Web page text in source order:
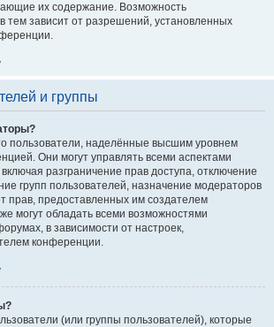
их содержание. Возможность
тем зависит от разрешений, установленных
и группы
пользователи, наделённые высшим уровнем
Они могут управлять всеми аспектами
разграничение прав доступа, отключение
групп пользователей, назначение модераторов
прав, предоставленных им создателем
могут обладать всеми возможностями
в зависимости от настроек,
конференции.
(или группы пользователей), которые